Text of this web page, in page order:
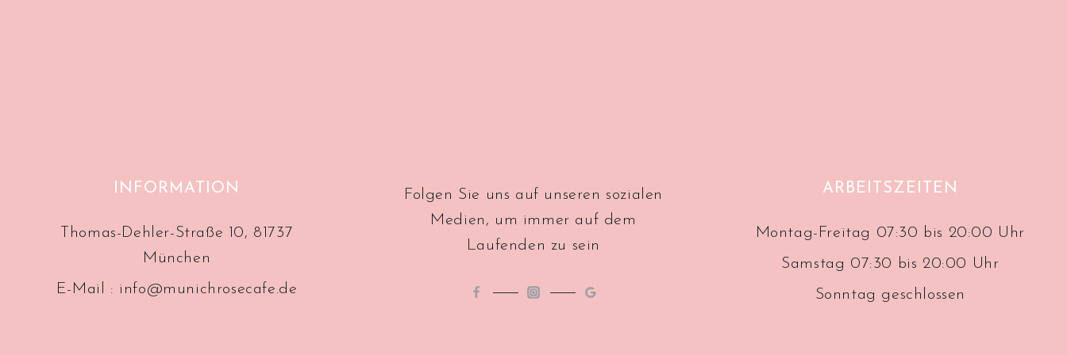
INFORMATION
Thomas-Dehler-Straße 10, 81737
München
E-Mail : info@munichrosecafe.de
Folgen Sie uns auf unseren sozialen
Medien, um immer auf dem
Laufenden zu sein
ARBEITSZEITEN
Montag-Freitag 07:30 bis 20:00 Uhr
Samstag 07:30 bis 20:00 Uhr
Sonntag geschlossen